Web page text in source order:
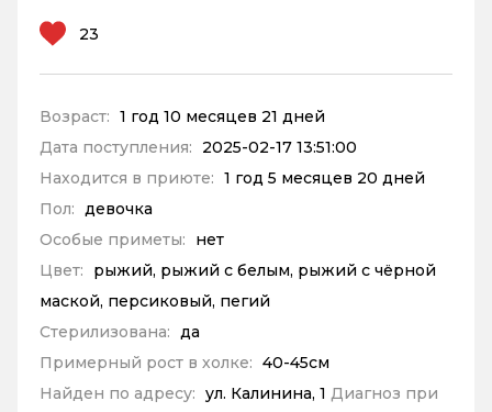
23
Возраст: 1 год 10 месяцев 21 дней
Дата поступления:
2025-02-17 13:51:00
Находится в приюте: 1 год 5 месяцев 20 дней
Пол: девочка
Особые приметы:
нет
Цвет:
рыжий, рыжий с белым, рыжий с чёрной
маской, персиковый, пегий
Стерилизована: да
Примерный рост в холке: 40-45см
Найден по адресу: ул. Калинина, 1 Диагноз при